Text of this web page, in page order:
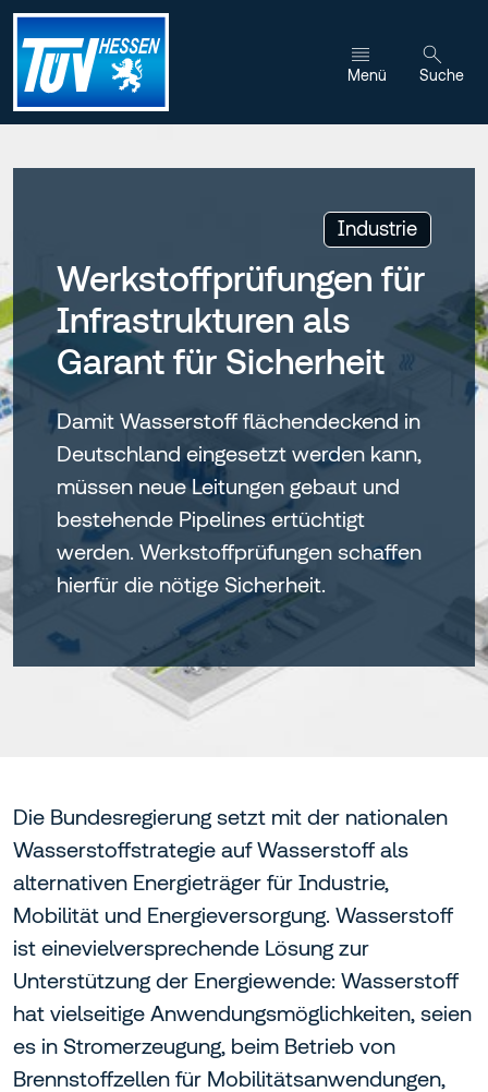
Zum Inhalt wechseln
Menü Suche
Industrie:
Werkstoffprüfungen für
Infrastrukturen als
Garant für Sicherheit
Damit Wasserstoff flächendeckend in
Deutschland eingesetzt werden kann,
müssen neue Leitungen gebaut und
bestehende Pipelines ertüchtigt
werden. Werkstoffprüfungen schaffen
hierfür die nötige Sicherheit.
Die Bundesregierung setzt mit der nationalen
Wasserstoffstrategie auf Wasserstoff als
alternativen Energieträger für Industrie,
Mobilität und Energieversorgung. Wasserstoff
ist einevielversprechende Lösung zur
Unterstützung der Energiewende: Wasserstoff
hat vielseitige Anwendungsmöglichkeiten, seien
es in Stromerzeugung, beim Betrieb von
Brennstoffzellen für Mobilitätsanwendungen,